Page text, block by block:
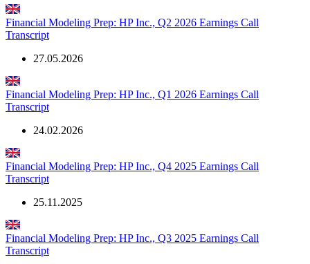
Financial Modeling Prep: HP Inc., Q2 2026 Earnings Call
Transcript
27.05.2026
Financial Modeling Prep: HP Inc., Q1 2026 Earnings Call
Transcript
24.02.2026
Financial Modeling Prep: HP Inc., Q4 2025 Earnings Call
Transcript
25.11.2025
Financial Modeling Prep: HP Inc., Q3 2025 Earnings Call
Transcript